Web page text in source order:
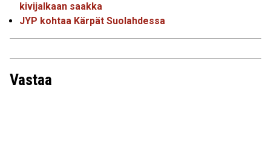
kivijalkaan saakka
JYP kohtaa Kärpät Suolahdessa
Vastaa